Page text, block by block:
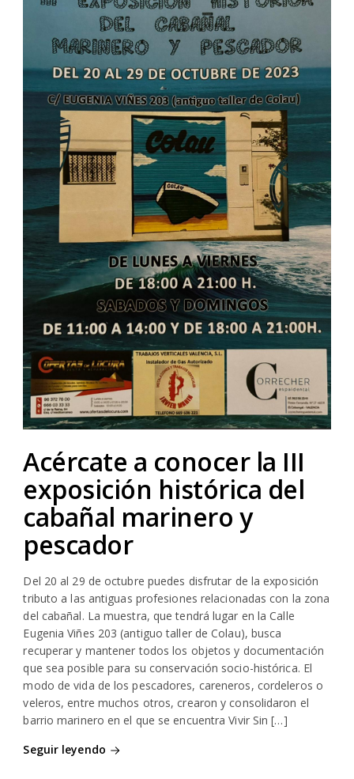
Acércate a conocer la III
exposición histórica del
cabañal marinero y
pescador
Del 20 al 29 de octubre puedes disfrutar de la exposición
tributo a las antiguas profesiones relacionadas con la zona
del cabañal. La muestra, que tendrá lugar en la Calle
Eugenia Viñes 203 (antiguo taller de Colau), busca
recuperar y mantener todos los objetos y documentación
que sea posible para su conservación socio-histórica. El
modo de vida de los pescadores, careneros, cordeleros o
veleros, entre muchos otros, crearon y consolidaron el
barrio marinero en el que se encuentra Vivir Sin […]
Seguir leyendo